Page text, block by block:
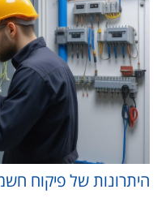
היתרונות של פיקוח